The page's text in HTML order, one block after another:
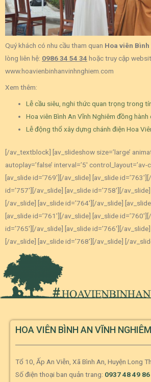
Quý khách có nhu cầu tham quan Hoa viên
lòng liên hệ: 0986 34 54 34 hoặc truy cập
www.hoavienbinhanvinhnghiem.com
Xem thêm:
Lễ cầu siêu, nghi thức quan trọng trong
Hoa viên Bình An Vĩnh Nghiêm đồng
Lễ động thổ xây dựng chánh điện Hoa
[/av_textblock] [av_slideshow size=’large’
autoplay=’false’ interval=’5′
[av_slide id=’769′][/av_slide] [av_slide
id=’757′][/av_slide] [av_slide id=’758′][/av_slide]
[/av_slide] [av_slide id=’764′][/av_slide]
[av_slide id=’761′][/av_slide] [av_slide
id=’765′][/av_slide] [av_slide id=’766′][/av_slide]
[/av_slide] [av_slide id=’768′][/av_slide] [/
HOA VIÊN BÌNH AN VĨNH NGHIÊM
Tổ 10, Ấp An Viễn, Xã Bình An, Huyện Long
Số điện thoại ban quản trang: 0937 48 49 86